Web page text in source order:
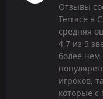
Отзывы
Terrace в
средняя
4,7 из 5
более чем
игроков,
которые с